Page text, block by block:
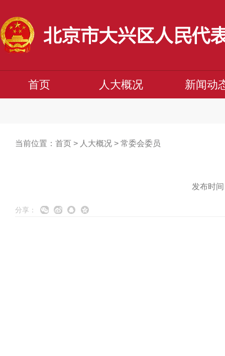
首页 人大概况 新闻动
当前位置： 首页 > 人大概况 > 常委会委员
发布时
分享：